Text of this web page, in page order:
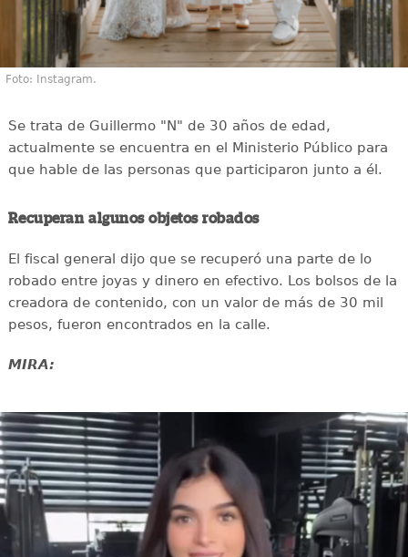
Foto: Instagram.
Se trata de Guillermo "N" de 30 años de edad,
actualmente se encuentra en el Ministerio Público para
que hable de las personas que participaron junto a él.
Recuperan algunos objetos robados
El fiscal general dijo que se recuperó una parte de lo
robado entre joyas y dinero en efectivo. Los bolsos de la
creadora de contenido, con un valor de más de 30 mil
pesos, fueron encontrados en la calle.
MIRA: